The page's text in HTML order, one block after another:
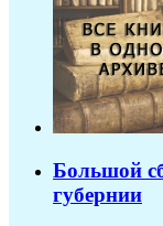
Большой
губернии